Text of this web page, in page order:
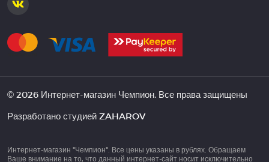
© 2026 Интернет-магазин Чемпион. Все права защищены
Разработано студией ZAHAROV
Интернет-магазин "Чемпион". Все цены указаны в рублях. Обращаем
Ваше внимание на то, что данный интернет-сайт носит исключительно